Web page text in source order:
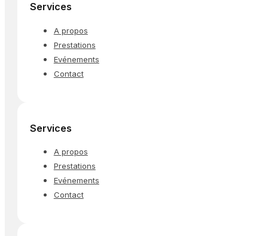
Services
A propos
Prestations
Evénements
Contact
Services
A propos
Prestations
Evénements
Contact